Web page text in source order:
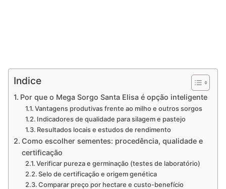
Indice
Por que o Mega Sorgo Santa Elisa é opção inteligente
Vantagens produtivas frente ao milho e outros sorgos
Indicadores de qualidade para silagem e pastejo
Resultados locais e estudos de rendimento
Como escolher sementes: procedência, qualidade e
certificação
Verificar pureza e germinação (testes de laboratório)
Selo de certificação e origem genética
Comparar preço por hectare e custo-benefício